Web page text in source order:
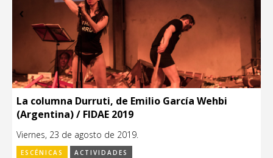
La columna Durruti, de Emilio García Wehbi
(Argentina) / FIDAE 2019
Viernes, 23 de agosto de 2019.
ESCÉNICAS ACTIVIDADES